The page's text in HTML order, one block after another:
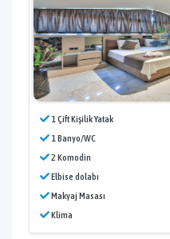
1 Çift Kişilik Yatak
1 Banyo/WC
2 Komodin
Elbise dolabı
Makyaj Masası
Klima